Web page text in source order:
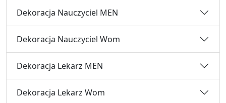
Dekoracja Nauczyciel MEN
Dekoracja Nauczyciel Wom
Dekoracja Lekarz MEN
Dekoracja Lekarz Wom